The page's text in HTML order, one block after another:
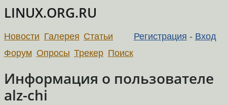
LINUX.ORG.RU
Регистрация - Вход
Новости Галерея Статьи
Форум Опросы Трекер Поиск
Информация о пользователе
alz-chi